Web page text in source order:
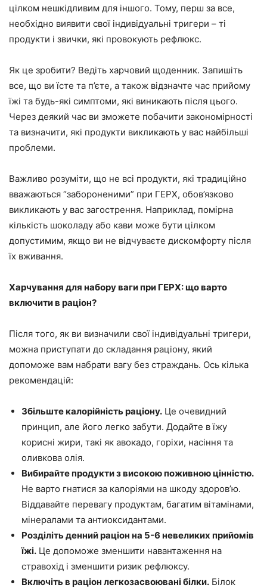
цілком нешкідливим для іншого. Тому, перш за все,
необхідно виявити свої індивідуальні тригери – ті
продукти і звички, які провокують рефлюкс.
Як це зробити? Ведіть харчовий щоденник. Запишіть
все, що ви їсте та п’єте, а також відзначте час прийому
їжі та будь-які симптоми, які виникають після цього.
Через деякий час ви зможете побачити закономірності
та визначити, які продукти викликають у вас найбільші
проблеми.
Важливо розуміти, що не всі продукти, які традиційно
вважаються “забороненими” при ГЕРХ, обов’язково
викликають у вас загострення. Наприклад, помірна
кількість шоколаду або кави може бути цілком
допустимим, якщо ви не відчуваєте дискомфорту після
їх вживання.
Харчування для набору ваги при ГЕРХ: що варто
включити в раціон?
Після того, як ви визначили свої індивідуальні тригери,
можна приступати до складання раціону, який
допоможе вам набрати вагу без страждань. Ось кілька
рекомендацій:
Збільште калорійність раціону. Це очевидний
принцип, але його легко забути. Додайте в їжу
корисні жири, такі як авокадо, горіхи, насіння та
оливкова олія.
Вибирайте продукти з високою поживною цінністю.
Не варто гнатися за калоріями на шкоду здоров’ю.
Віддавайте перевагу продуктам, багатим вітамінами,
мінералами та антиоксидантами.
Розділіть денний раціон на 5-6 невеликих прийомів
їжі. Це допоможе зменшити навантаження на
стравохід і зменшити ризик рефлюксу.
Включіть в раціон легкозасвоювані білки. Білок